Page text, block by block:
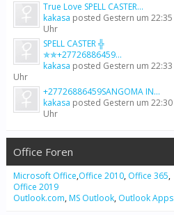
True Love SPELL CASTER...
kakasa posted Gestern um 22:35
Uhr
SPELL CASTER ╬
✯✯+27726886459...
kakasa posted Gestern um 22:33
Uhr
+27726886459SANGOMA IN...
kakasa posted Gestern um 22:30
Uhr
Office Foren
Microsoft Office,Office 2010, Office 365,
Office 2019
Outlook.com, MS Outlook, Outlook Apps